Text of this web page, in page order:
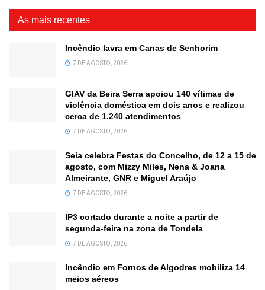
As mais recentes
Incêndio lavra em Canas de Senhorim
7 DE AGOSTO, 2026
GIAV da Beira Serra apoiou 140 vítimas de
violência doméstica em dois anos e realizou
cerca de 1.240 atendimentos
7 DE AGOSTO, 2026
Seia celebra Festas do Concelho, de 12 a 15 de
agosto, com Mizzy Miles, Nena & Joana
Almeirante, GNR e Miguel Araújo
7 DE AGOSTO, 2026
IP3 cortado durante a noite a partir de
segunda-feira na zona de Tondela
7 DE AGOSTO, 2026
Incêndio em Fornos de Algodres mobiliza 14
meios aéreos